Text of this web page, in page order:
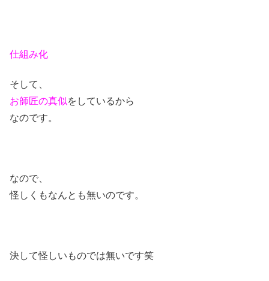
仕組み化
そして、
お師匠の真似をしているから
なのです。
なので、
怪しくもなんとも無いのです。
決して怪しいものでは無いです笑